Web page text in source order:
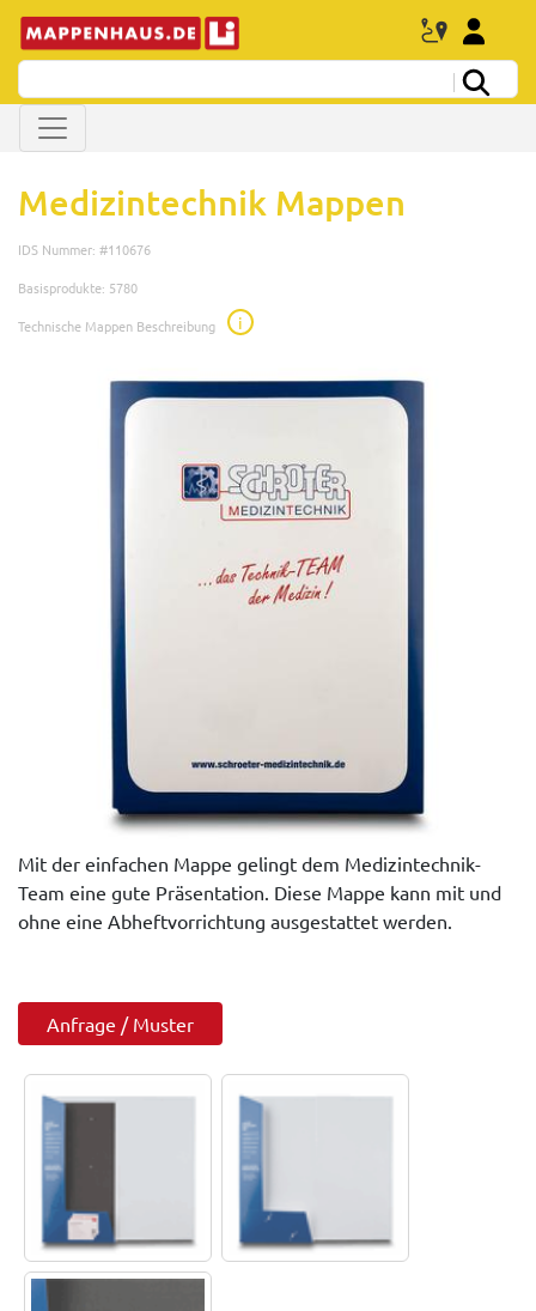
Medizintechnik Mappen
IDS Nummer: #110676
Basisprodukte: 5780
Technische Mappen Beschreibung
i
Mit der einfachen Mappe gelingt dem Medizintechnik-
Team eine gute Präsentation. Diese Mappe kann mit und
ohne eine Abheftvorrichtung ausgestattet werden.
Anfrage / Muster